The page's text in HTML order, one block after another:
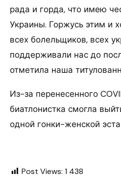
рада и горда, что имею
Украины. Горжусь этим и
всех болельщиков, всех
поддерживали нас до
отметила наша
Из-за перенесенного
биатлонистка смогла
одной гонки-женской
Post Views: 1 438